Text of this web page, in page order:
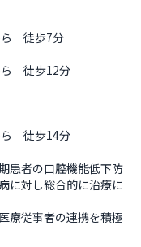
　徒歩7分
　徒歩12分
から　徒歩14分
患者の口腔機能低下防
に対し総合的に治療に
療従事者の連携を積極